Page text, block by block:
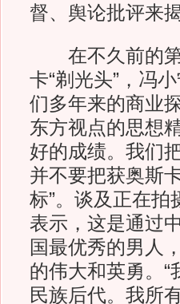
督、舆论批评来
在不久前的第
卡“剃光头”，冯
们多年来的商业
东方视点的思想
好的成绩。我们
并不要把获奥斯
标”。谈及正在
表示，这是通过
国最优秀的男人
的伟大和英勇。
民族后代。我所